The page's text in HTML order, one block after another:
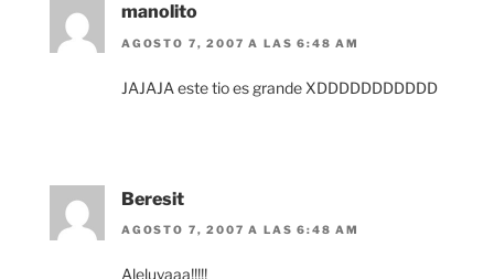
manolito
AGOSTO 7, 2007 A LAS 6:48 AM
JAJAJA este tio es grande XDDDDDDDDDDD
Beresit
AGOSTO 7, 2007 A LAS 6:48 AM
Aleluyaaa!!!!!